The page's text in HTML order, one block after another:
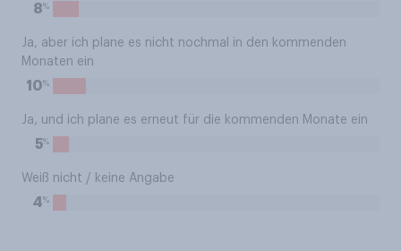
8%
Ja, aber ich plane es nicht nochmal in den kommenden
Monaten ein
10%
Ja, und ich plane es erneut für die kommenden Monate ein
5%
Weiß nicht / keine Angabe
4%